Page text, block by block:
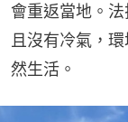
會重返當地。
且沒有冷氣，
然生活。